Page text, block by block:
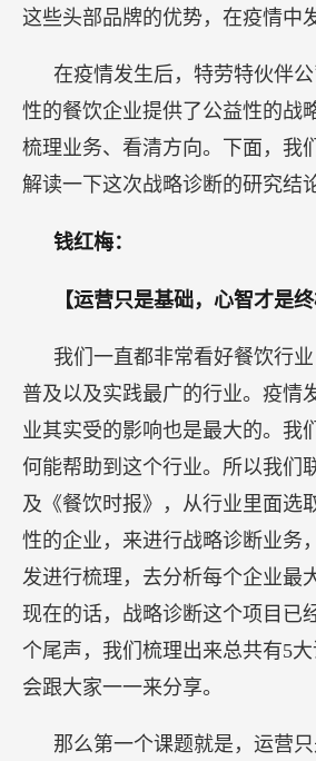
这些头部品牌的优势，在疫情中
在疫情发生后，特劳特伙伴
性的餐饮企业提供了公益性的战
梳理业务、看清方向。下面，我
解读一下这次战略诊断的研究结
钱红梅：
【运营只是基础，心智才是终
我们一直都非常看好餐饮行
普及以及实践最广的行业。疫情
业其实受的影响也是最大的。我
何能帮助到这个行业。所以我们
及《餐饮时报》，从行业里面选
性的企业，来进行战略诊断业务
发进行梳理，去分析每个企业最
现在的话，战略诊断这个项目已
个尾声，我们梳理出来总共有5
会跟大家一一来分享。
那么第一个课题就是，运营